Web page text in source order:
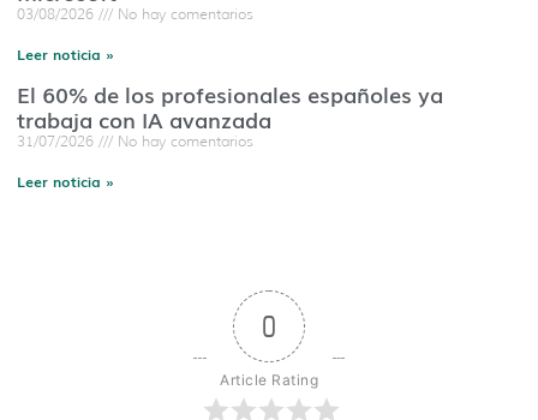
03/08/2026 No hay comentarios
Leer noticia »
El 60% de los profesionales españoles ya
trabaja con IA avanzada
31/07/2026 No hay comentarios
Leer noticia »
0
Article Rating